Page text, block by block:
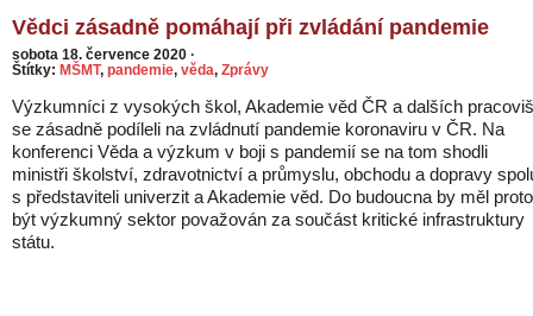
Vědci zásadně pomáhají při zvládání pandemie
sobota 18. července 2020 ·
Štítky: MŠMT, pandemie, věda, Zprávy
Výzkumníci z vysokých škol, Akademie věd ČR a dalších
se zásadně podíleli na zvládnutí pandemie koronaviru v ČR. Na
konferenci Věda a výzkum v boji s pandemií se na tom shodli
ministři školství, zdravotnictví a průmyslu, obchodu a dopravy
s představiteli univerzit a Akademie věd. Do budoucna by měl proto
být výzkumný sektor považován za součást kritické infrastruktury
státu.